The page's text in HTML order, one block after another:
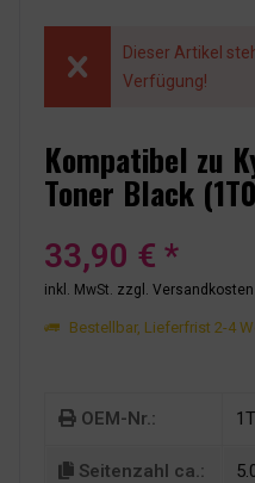
Dieser Artikel
Verfügung!
Kompatibel zu
Toner Black
33,90 € *
inkl. MwSt. zzgl. Versandkosten
Bestellbar, Lieferfrist 2-4
OEM-Nr.:
Seitenzahl ca.: